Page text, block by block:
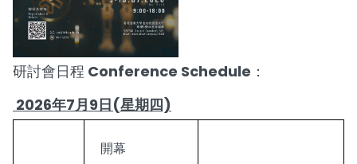
研討會日程 Conference Schedule：
2026年7月9日(星期四)
開幕